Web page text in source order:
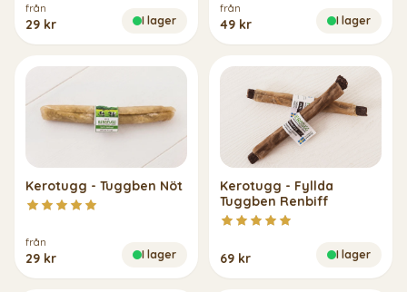
från
29 kr I lager
från
49 kr I lager
Kerotugg - Tuggben Nöt
från
29 kr I lager
Kerotugg - Fyllda
Tuggben Renbiff
69 kr I lager